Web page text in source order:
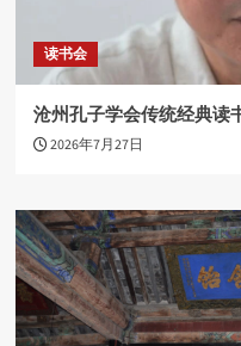
读书会
沧州孔子学会传统经典读
2026年7月27日